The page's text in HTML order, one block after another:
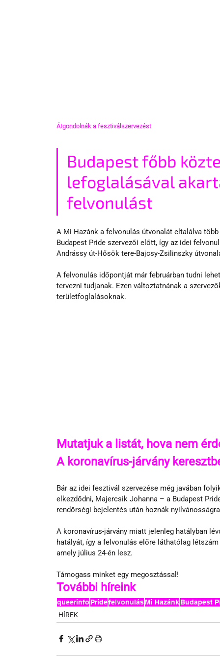
Átgondolnák a fesztiválszervezést
Budapest főbb
lefoglalásával
felvonulást
A Mi Hazánk a felvonulás útvonalát eltalálva
Budapest Pride szervezői előtt, így az idei
Andrássy út-Hősök tere-Bajcsy-Zsilinszky
A felvonulás időpontját már februárban tudni
tervezni tudjanak. Ezen változtatnának a
területfoglalásoknak.
Mutatjuk a listát, hova nem
A koronavírus-járvány
Bár az idei fesztivál szervezése még javában
elkezdődni, Majercsik Johanna – a Budapest
rendőrségi bejelentés után hoznák
A koronavírus-járvány miatt jelenleg hatályban
hatályát, így a felvonulás előre láthatólag
amely július 24-én lesz.
Támogass minket egy megosztással!
További híreink
queerinfo Pridefelvonulás Mi Hazánk Budapest
HÍREK